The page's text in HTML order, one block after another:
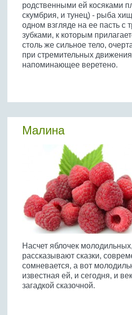
родственными ей косяками
скумбрия, и тунец) - рыба
одном взгляде на ее пасть с
зубками, к которым
столь же сильное тело,
при стремительных
напоминающее веретено.
Малина
Насчет яблочек
рассказывают сказки,
сомневается, а вот
известная ей, и сегодня, и
загадкой сказочной.